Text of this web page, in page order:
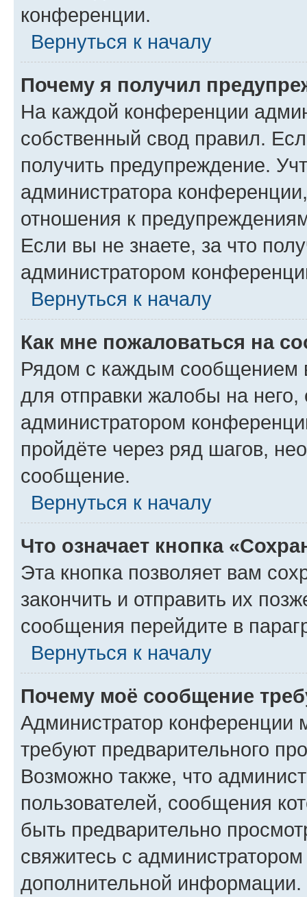
конференции.
Вернуться к началу
Почему я получил
На каждой конференции
собственный свод правил.
получить предупреждение.
администратора
отношения к
Если вы не знаете, за что
администратором
Вернуться к началу
Как мне пожаловаться на
Рядом с каждым сообщением
для отправки жалобы на
администратором
пройдёте через ряд шагов,
сообщение.
Вернуться к началу
Что означает кнопка
Эта кнопка позволяет вам
закончить и отправить их
сообщения перейдите в
Вернуться к началу
Почему моё сообщение
Администратор конференции
требуют предварительного
Возможно также, что
пользователей, сообщения
быть предварительно
свяжитесь с
дополнительной информации.